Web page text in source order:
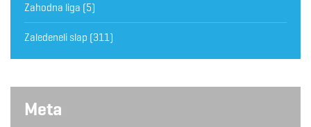
Zahodna liga (5)
Zaledeneli slap (311)
Meta